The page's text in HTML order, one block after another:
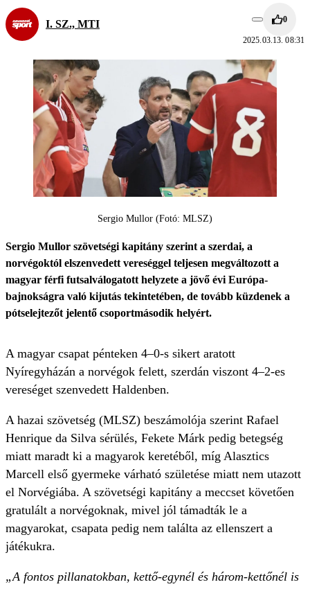
I. SZ., MTI 0
2025.03.13. 08:31
Sergio Mullor (Fotó: MLSZ)
Sergio Mullor szövetségi kapitány szerint a szerdai, a
norvégoktól elszenvedett vereséggel teljesen megváltozott a
magyar férfi futsalválogatott helyzete a jövő évi Európa-
bajnokságra való kijutás tekintetében, de tovább küzdenek a
pótselejtezőt jelentő csoportmásodik helyért.
A magyar csapat pénteken 4–0-s sikert aratott
Nyíregyházán a norvégok felett, szerdán viszont 4–2-es
vereséget szenvedett Haldenben.
A hazai szövetség (MLSZ) beszámolója szerint Rafael
Henrique da Silva sérülés, Fekete Márk pedig betegség
miatt maradt ki a magyarok keretéből, míg Alasztics
Marcell első gyermeke várható születése miatt nem utazott
el Norvégiába. A szövetségi kapitány a meccset követően
gratulált a norvégoknak, mivel jól támadták le a
magyarokat, csapata pedig nem találta az ellenszert a
játékukra.
„A fontos pillanatokban, kettő-egynél és három-kettőnél is